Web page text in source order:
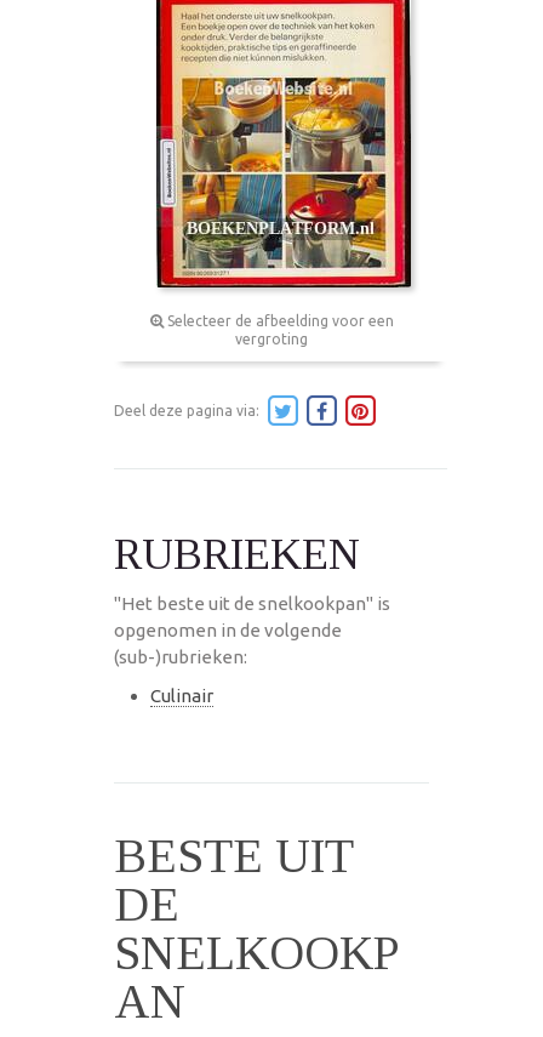
Selecteer de afbeelding voor een
vergroting
Deel deze pagina via:
RUBRIEKEN
"Het beste uit de snelkookpan" is
opgenomen in de volgende
(sub-)rubrieken:
Culinair
BESTE UIT
DE
SNELKOOKP
AN